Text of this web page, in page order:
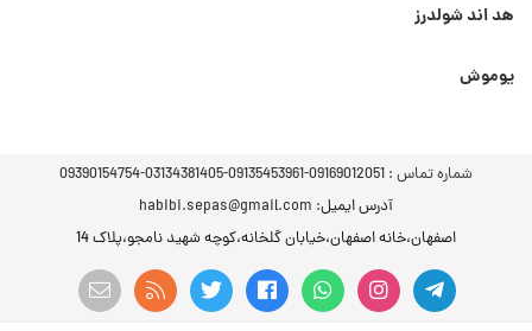
هد اند شولدرز
یوموش
شماره تماس : 09169012051-09135453961-03134381405-09390154754
آدرس ایمیل: habibi.sepas@gmail.com
اصفهان،خانه اصفهان،خیابان گلخانه،کوچه شهید نامجو،پلاک 14